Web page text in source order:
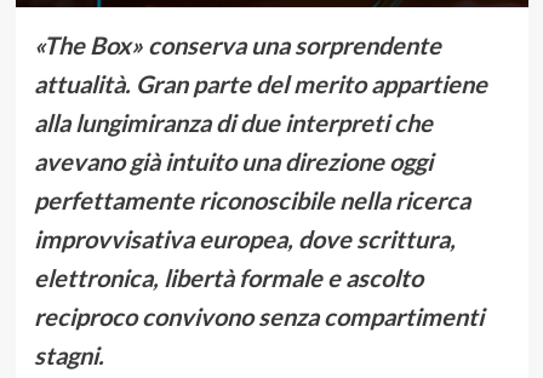
«The Box» conserva una sorprendente
attualità. Gran parte del merito appartiene
alla lungimiranza di due interpreti che
avevano già intuito una direzione oggi
perfettamente riconoscibile nella ricerca
improvvisativa europea, dove scrittura,
elettronica, libertà formale e ascolto
reciproco convivono senza compartimenti
stagni.